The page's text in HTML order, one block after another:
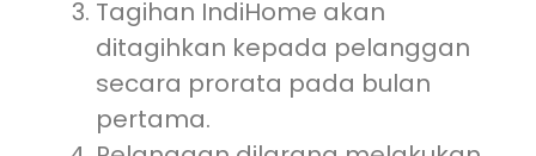
Tagihan IndiHome akan
ditagihkan kepada pelanggan
secara prorata pada bulan
pertama.